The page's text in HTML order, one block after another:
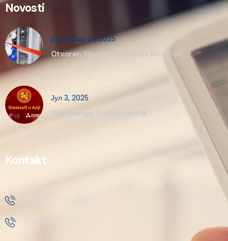
Novosti
Децембар 23, 2025
Otvoren Steelsoft Ogranak Novi Sad
Јул 3, 2025
Naši inženjeri u dalekoj Aziji
Kontakt
+ 381 11 37 57 555
+ 381 18 41 51 230